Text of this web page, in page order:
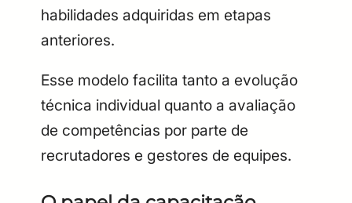
habilidades adquiridas em etapas
anteriores.
Esse modelo facilita tanto a evolução
técnica individual quanto a avaliação
de competências por parte de
recrutadores e gestores de equipes.